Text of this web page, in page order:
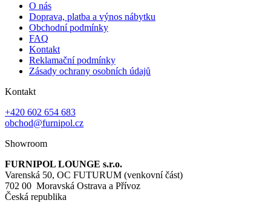
O nás
Doprava, platba a výnos nábytku
Obchodní podmínky
FAQ
Kontakt
Reklamační podmínky
Zásady ochrany osobních údajů
Kontakt
+420 602 654 683
obchod@furnipol.cz
Showroom
FURNIPOL LOUNGE s.r.o.
Varenská 50, OC FUTURUM (venkovní část)
702 00 Moravská Ostrava a Přívoz
Česká republika